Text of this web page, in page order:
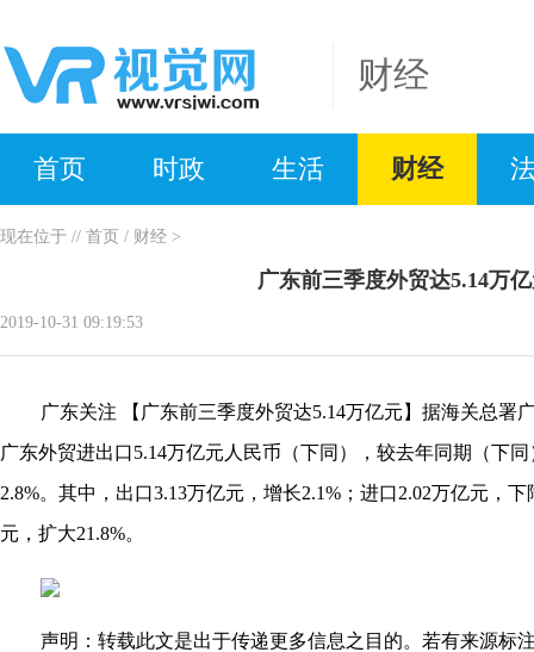
财经
首页 时政 生活 财经
现在位于 // 首页 / 财经 >
广东前三季度外贸达5.14万
2019-10-31 09:19:53
广东关注 【广东前三季度外贸达5.14万亿元】据海关总署
广东外贸进出口5.14万亿元人民币（下同），较去年同期（下
2.8%。其中，出口3.13万亿元，增长2.1%；进口2.02万亿元，
元，扩大21.8%。
声明：转载此文是出于传递更多信息之目的。若有来源标